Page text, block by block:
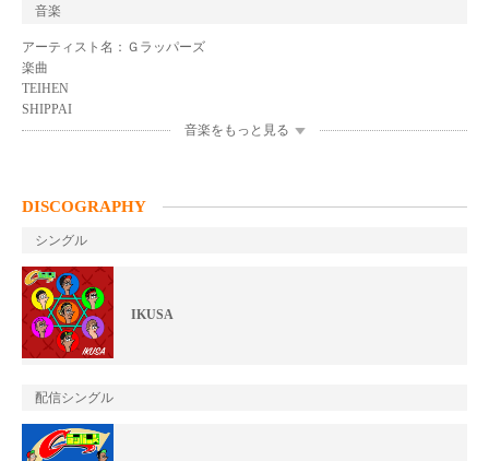
音楽
アーティスト名：Ｇラッパーズ
楽曲
TEIHEN
SHIPPAI
音楽をもっと見る
DISCOGRAPHY
シングル
IKUSA
配信シングル